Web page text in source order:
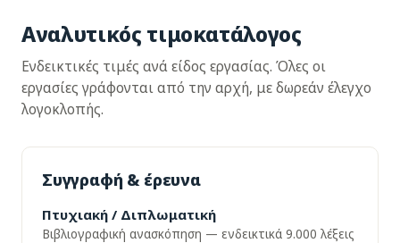
Αναλυτικός τιμοκατάλογος
Ενδεικτικές τιμές ανά είδος εργασίας. Όλες οι
εργασίες γράφονται από την αρχή, με δωρεάν έλεγχο
λογοκλοπής.
Συγγραφή & έρευνα
Πτυχιακή / Διπλωματική
Βιβλιογραφική ανασκόπηση — ενδεικτικά 9.000 λέξεις